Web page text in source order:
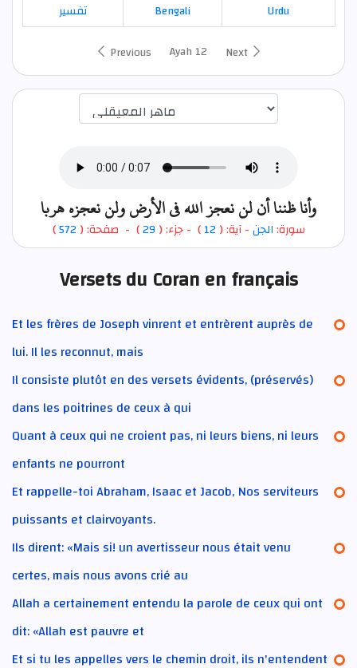
تفسير
Bengali
Urdu
Previous
Ayah 12 Next
وأنا ظننا أن لن نعجز الله في الأرض ولن نعجزه هربا
سورة:الجن- آية: ( 12
) - جزء: (29) - صفحة: ( 572
)
Versets du Coran en français
Et les frères de Joseph vinrent et entrèrent auprès de
lui. Il les reconnut, mais
Il consiste plutôt en des versets évidents, (préservés)
dans les poitrines de ceux à qui
Quant à ceux qui ne croient pas, ni leurs biens, ni leurs
enfants ne pourront
Et rappelle-toi Abraham, Isaac et Jacob, Nos serviteurs
puissants et clairvoyants.
Ils dirent: «Mais si! un avertisseur nous était venu
certes, mais nous avons crié au
Allah a certainement entendu la parole de ceux qui ont
dit: «Allah est pauvre et
Et si tu les appelles vers le chemin droit, ils n'entendent